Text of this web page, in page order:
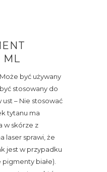
ML
być używany
stosowany do
– Nie stosować
tytanu ma
w skórze z
laser sprawi, że
jest w przypadku
białe).